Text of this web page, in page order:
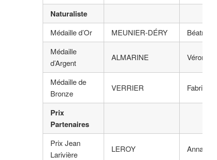
Naturaliste
Médaille d’Or MEUNIER-DÉRY
Béatrice
Médaille
d’Argent
ALMARINE
Médaille de
Bronze
VERRIER Fabrice
Prix
Partenaires
Prix Jean
Larivière
LEROY Anna